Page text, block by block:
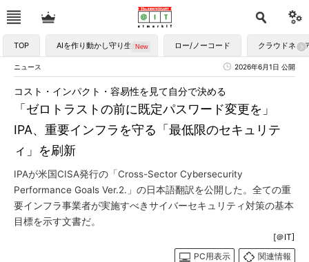
TOP AIを作り動かし守り生かす ロー/ノーコード クラウドネイ
ニュース 2026年6月1日 公開
「ゼロトラストの前に既定パスワード変更を」
IPA、重要インフラを守る「最低限のセキュリテ
ィ」を刷新
コスト・インパクト・容易性を見て自分で決める
IPAが米国CISA発行の「Cross-Sector Cybersecurity
Performance Goals Ver.2.」の日本語翻訳を公開した。全ての重
要インフラ事業者が実施すべきサイバーセキュリティ対策の基本
目標を示す文書だ。
[＠IT]
PC用表示
関連情報